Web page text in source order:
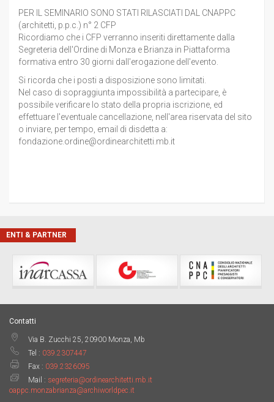
PER IL SEMINARIO SONO STATI RILASCIATI DAL CNAPPC
(architetti, p.p.c.) n° 2 CFP
Ricordiamo che i CFP verranno inseriti direttamente dalla
Segreteria dell'Ordine di Monza e Brianza in Piattaforma
formativa entro 30 giorni dall'erogazione dell'evento.
Si ricorda che i posti a disposizione sono limitati.
Nel caso di sopraggiunta impossibilità a partecipare, è
possibile verificare lo stato della propria iscrizione, ed
effettuare l'eventuale cancellazione, nell'area riservata del sito
o inviare, per tempo, email di disdetta a:
fondazione.ordine@ordinearchitetti.mb.it
ENTI & PARTNER
Contatti
Via B. Zucchi 25, 20900 Monza, Mb
Tel : 039.2307447
Fax : 039.2326095
Mail : segreteria@ordinearchitetti.mb.it
oappc.monzabrianza@archiworldpec.it